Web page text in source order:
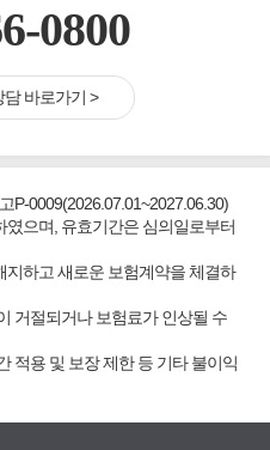
0800
바로가기 >
P-0009(2026.07.01~2027.06.30)
으며, 유효기간은 심의일로부터
하고 새로운 보험계약을 체결하
거절되거나 보험료가 인상될 수
적용 및 보장 제한 등 기타 불이익